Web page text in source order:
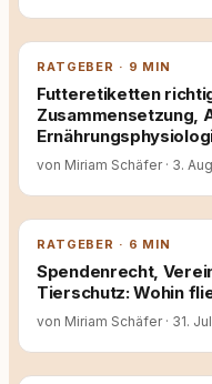
RATGEBER · 9 MIN
Futteretiketten
Zusammensetzung,
von Miriam Schäfer · 3.
RATGEBER · 6 MIN
Spendenrecht,
Tierschutz: Wohin
von Miriam Schäfer · 31.